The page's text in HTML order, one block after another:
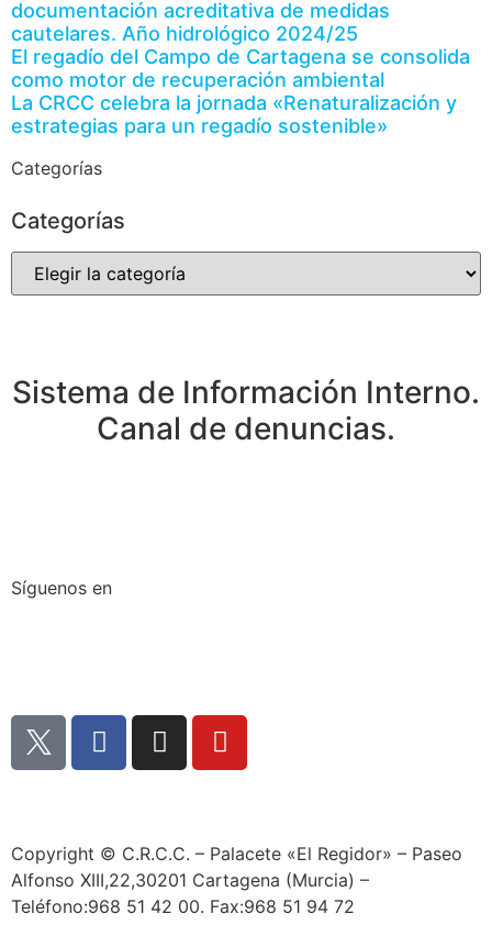
documentación acreditativa de medidas
cautelares. Año hidrológico 2024/25
El regadío del Campo de Cartagena se consolida
como motor de recuperación ambiental
La CRCC celebra la jornada «Renaturalización y
estrategias para un regadío sostenible»
Categorías
Categorías
Sistema de Información Interno.
Canal de denuncias.
Síguenos en
Copyright © C.R.C.C. – Palacete «El Regidor» – Paseo
Alfonso XIII,22,30201 Cartagena (Murcia) –
Teléfono:968 51 42 00. Fax:968 51 94 72